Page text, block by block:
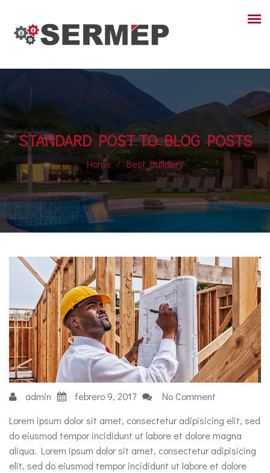
STANDARD POST TO BLOG POSTS
Home Best Builders
admin febrero 9, 2017
No Comment
Lorem ipsum dolor sit amet, consectetur adipisicing elit, sed
do eiusmod tempor incididunt ut labore et dolore magna
aliqua. Lorem ipsum dolor sit amet, consectetur adipisicing
elit, sed do eiusmod tempor incididunt ut labore et dolore